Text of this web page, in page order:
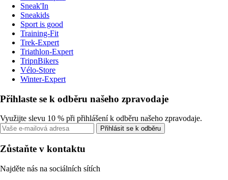
Sneak'In
Sneakids
Sport is good
Training-Fit
Trek-Expert
Triathlon-Expert
TripnBikers
Vélo-Store
Winter-Expert
Přihlaste se k odběru našeho zpravodaje
Využijte slevu 10 % při přihlášení k odběru našeho zpravodaje.
Přihlásit se k odběru
Zůstaňte v kontaktu
Najděte nás na sociálních sítích